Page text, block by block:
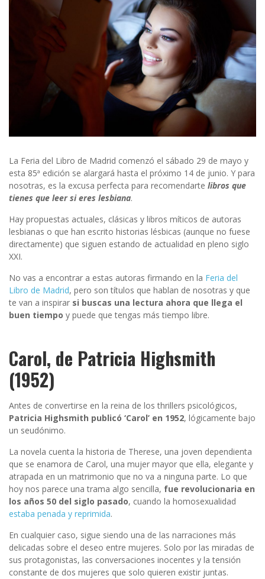
La Feria del Libro de Madrid comenzó el sábado 29 de mayo y
esta 85ª edición se alargará hasta el próximo 14 de junio. Y para
nosotras, es la excusa perfecta para recomendarte libros que
tienes que leer si eres lesbiana.
Hay propuestas actuales, clásicas y libros míticos de autoras
lesbianas o que han escrito historias lésbicas (aunque no fuese
directamente) que siguen estando de actualidad en pleno siglo
XXI.
No vas a encontrar a estas autoras firmando en la Feria del
Libro de Madrid, pero son títulos que hablan de nosotras y que
te van a inspirar si buscas una lectura ahora que llega el
buen tiempo y puede que tengas más tiempo libre.
Carol, de Patricia Highsmith
(1952)
Antes de convertirse en la reina de los thrillers psicológicos,
Patricia Highsmith publicó ‘Carol’ en 1952, lógicamente bajo
un seudónimo.
La novela cuenta la historia de Therese, una joven dependienta
que se enamora de Carol, una mujer mayor que ella, elegante y
atrapada en un matrimonio que no va a ninguna parte. Lo que
hoy nos parece una trama algo sencilla, fue revolucionaria en
los años 50 del siglo pasado, cuando la homosexualidad
estaba penada y reprimida.
En cualquier caso, sigue siendo una de las narraciones más
delicadas sobre el deseo entre mujeres. Solo por las miradas de
sus protagonistas, las conversaciones inocentes y la tensión
constante de dos mujeres que solo quieren existir juntas.